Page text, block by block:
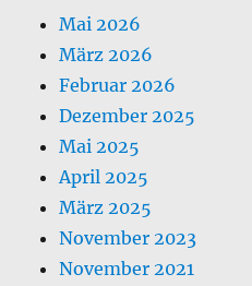
Mai 2026
März 2026
Februar 2026
Dezember 2025
Mai 2025
April 2025
März 2025
November 2023
November 2021